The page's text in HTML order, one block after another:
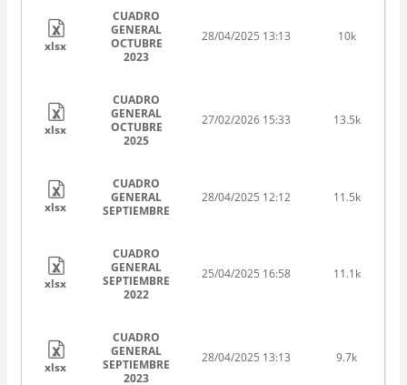
xlsx
CUADRO
GENERAL
OCTUBRE
2023
28/04/2025 13:13 10k
xlsx
CUADRO
GENERAL
OCTUBRE
2025
27/02/2026 15:33 13.5k
xlsx
CUADRO
GENERAL
SEPTIEMBRE
28/04/2025 12:12 11.5k
xlsx
CUADRO
GENERAL
SEPTIEMBRE
2022
25/04/2025 16:58 11.1k
xlsx
CUADRO
GENERAL
SEPTIEMBRE
2023
28/04/2025 13:13 9.7k